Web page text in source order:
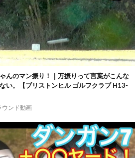
んのマン振り！｜万振りって言葉がこんな
い。【ブリストンヒル ゴルフクラブ H13-
ウンド動画